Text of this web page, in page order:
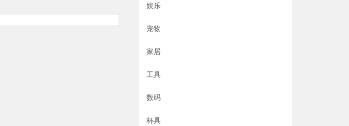
娱乐
宠物
家居
工具
数码
杯具